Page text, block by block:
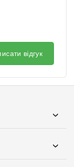
відгук